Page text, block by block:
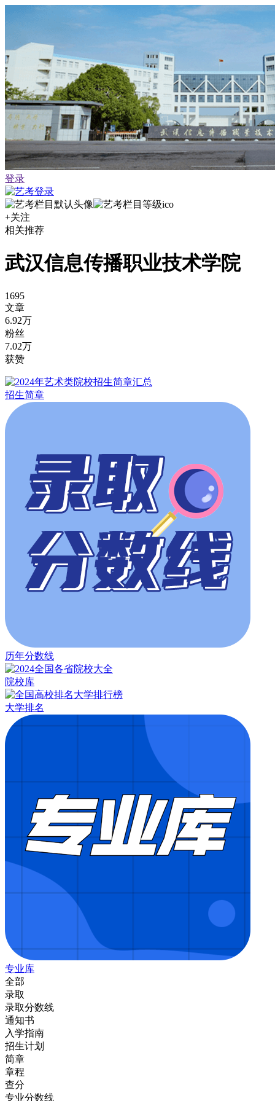
登录
+关注
相关推荐
武汉信息传播职业技术学院
1695
文章
6.92万
粉丝
7.02万
获赞
招生简章
历年分数线
院校库
大学排名
专业库
全部
录取
录取分数线
通知书
入学指南
招生计划
简章
章程
查分
专业分数线